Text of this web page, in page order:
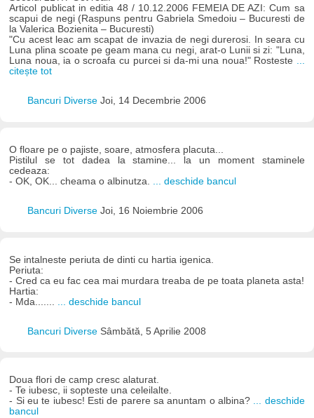
Articol publicat in editia 48 / 10.12.2006 FEMEIA DE AZI: Cum sa
scapui de negi (Raspuns pentru Gabriela Smedoiu – Bucuresti de
la Valerica Bozienita – Bucuresti)
"Cu acest leac am scapat de invazia de negi durerosi. In seara cu
Luna plina scoate pe geam mana cu negi, arat-o Lunii si zi: "Luna,
Luna noua, ia o scroafa cu purcei si da-mi una noua!" Rosteste ...
citește tot
Bancuri Diverse Joi, 14 Decembrie 2006
O floare pe o pajiste, soare, atmosfera placuta...
Pistilul se tot dadea la stamine... la un moment staminele
cedeaza:
- OK, OK... cheama o albinutza.
... deschide bancul
Bancuri Diverse Joi, 16 Noiembrie 2006
Se intalneste periuta de dinti cu hartia igenica.
Periuta:
- Cred ca eu fac cea mai murdara treaba de pe toata planeta asta!
Hartia:
- Mda.......
... deschide bancul
Bancuri Diverse Sâmbătă, 5 Aprilie 2008
Doua flori de camp cresc alaturat.
- Te iubesc, ii sopteste una celeilalte.
- Si eu te iubesc! Esti de parere sa anuntam o albina? ... deschide
bancul